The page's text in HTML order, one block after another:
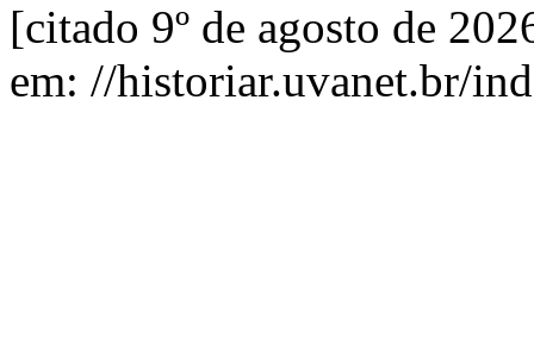
[citado 9º de agosto de
em: //historiar.uvanet.br/